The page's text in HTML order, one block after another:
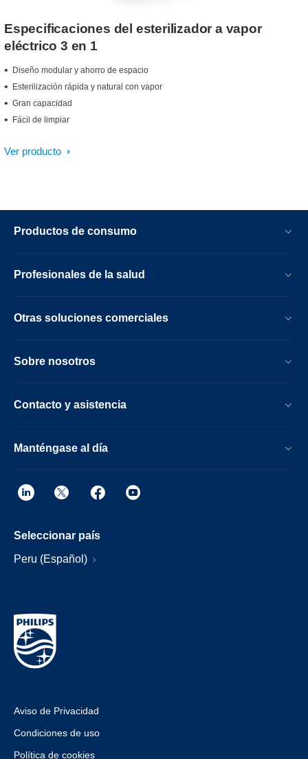
Especificaciones del esterilizador a vapor
eléctrico 3 en 1
Diseño modular y ahorro de espacio
Esterilización rápida y natural con vapor
Gran capacidad
Fácil de limpiar
Ver producto
Productos de consumo
Profesionales de la salud
Otras soluciones comerciales
Sobre nosotros
Contacto y asistencia
Manténgase al día
Seleccionar país
Peru (Español)
Aviso de Privacidad
Condiciones de uso
Política de cookies